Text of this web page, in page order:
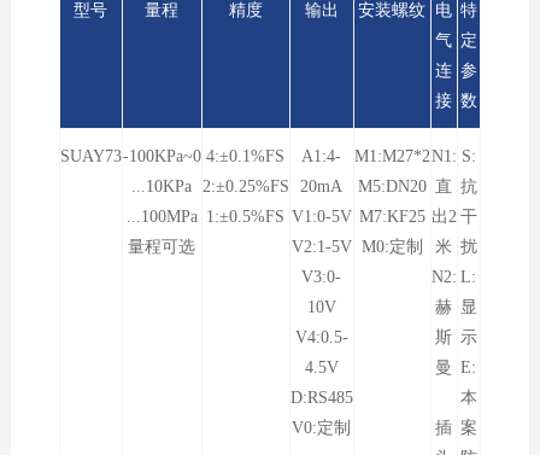
型号 量程 精度 输出 安装螺纹 电
气
连
接
特
定
参
数
SUAY73-100KPa~0
...10KPa
...100MPa
量程可选
4:±0.1%FS
2:±0.25%FS
1:±0.5%FS
A1:4-
20mA
V1:0-5V
V2:1-5V
V3:0-
10V
V4:0.5-
4.5V
D:RS485
V0:定制
M1:M27*2
M5:DN20
M7:KF25
M0:定制
N1:
直
出2
米
N2:
赫
斯
曼
插
S:
抗
干
扰
L:
显
示
E:
本
案